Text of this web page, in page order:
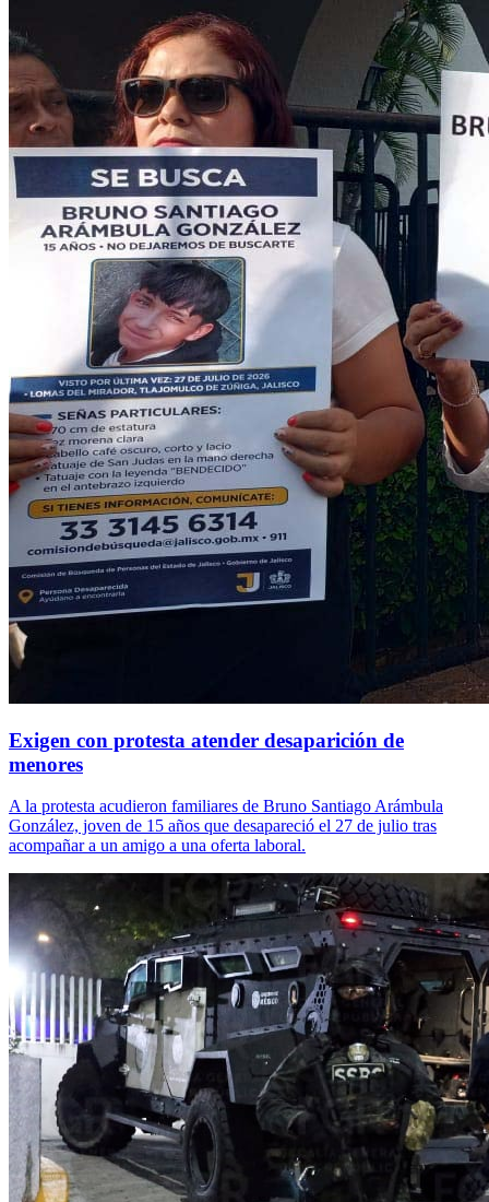
Exigen con protesta atender desaparición de
menores
A la protesta acudieron familiares de Bruno Santiago Arámbula
González, joven de 15 años que desapareció el 27 de julio tras
acompañar a un amigo a una oferta laboral.